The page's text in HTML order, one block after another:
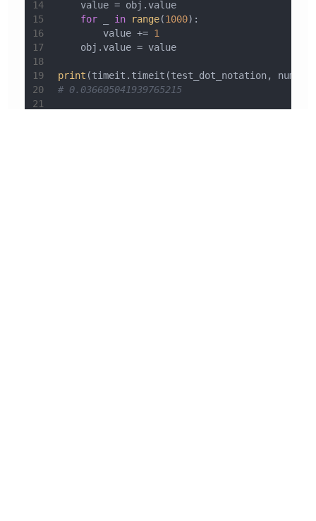
14
15
16
17
18
19
20
21
    value = obj.value
for
in range(1000):
        value +=
1
    obj.value = value
print (timeit.timeit(test_dot_notation,
# 0.036605041939765215